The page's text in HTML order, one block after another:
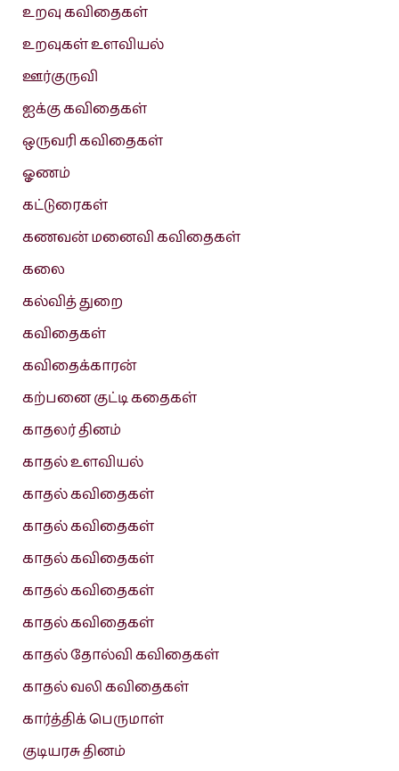
உறவு கவிதைகள்
உறவுகள் உளவியல்
ஊர்குருவி
ஐக்கு கவிதைகள்
ஒருவரி கவிதைகள்
ஓணம்
கட்டுரைகள்
கணவன் மனைவி கவிதைகள்
கலை
கல்வித் துறை
கவிதைகள்
கவிதைக்காரன்
கற்பனை குட்டி கதைகள்
காதலர் தினம்
காதல் உளவியல்
காதல் கவிதைகள்
காதல் கவிதைகள்
காதல் கவிதைகள்
காதல் கவிதைகள்
காதல் கவிதைகள்
காதல் தோல்வி கவிதைகள்
காதல் வலி கவிதைகள்
கார்த்திக் பெருமாள்
குடியரசு தினம்